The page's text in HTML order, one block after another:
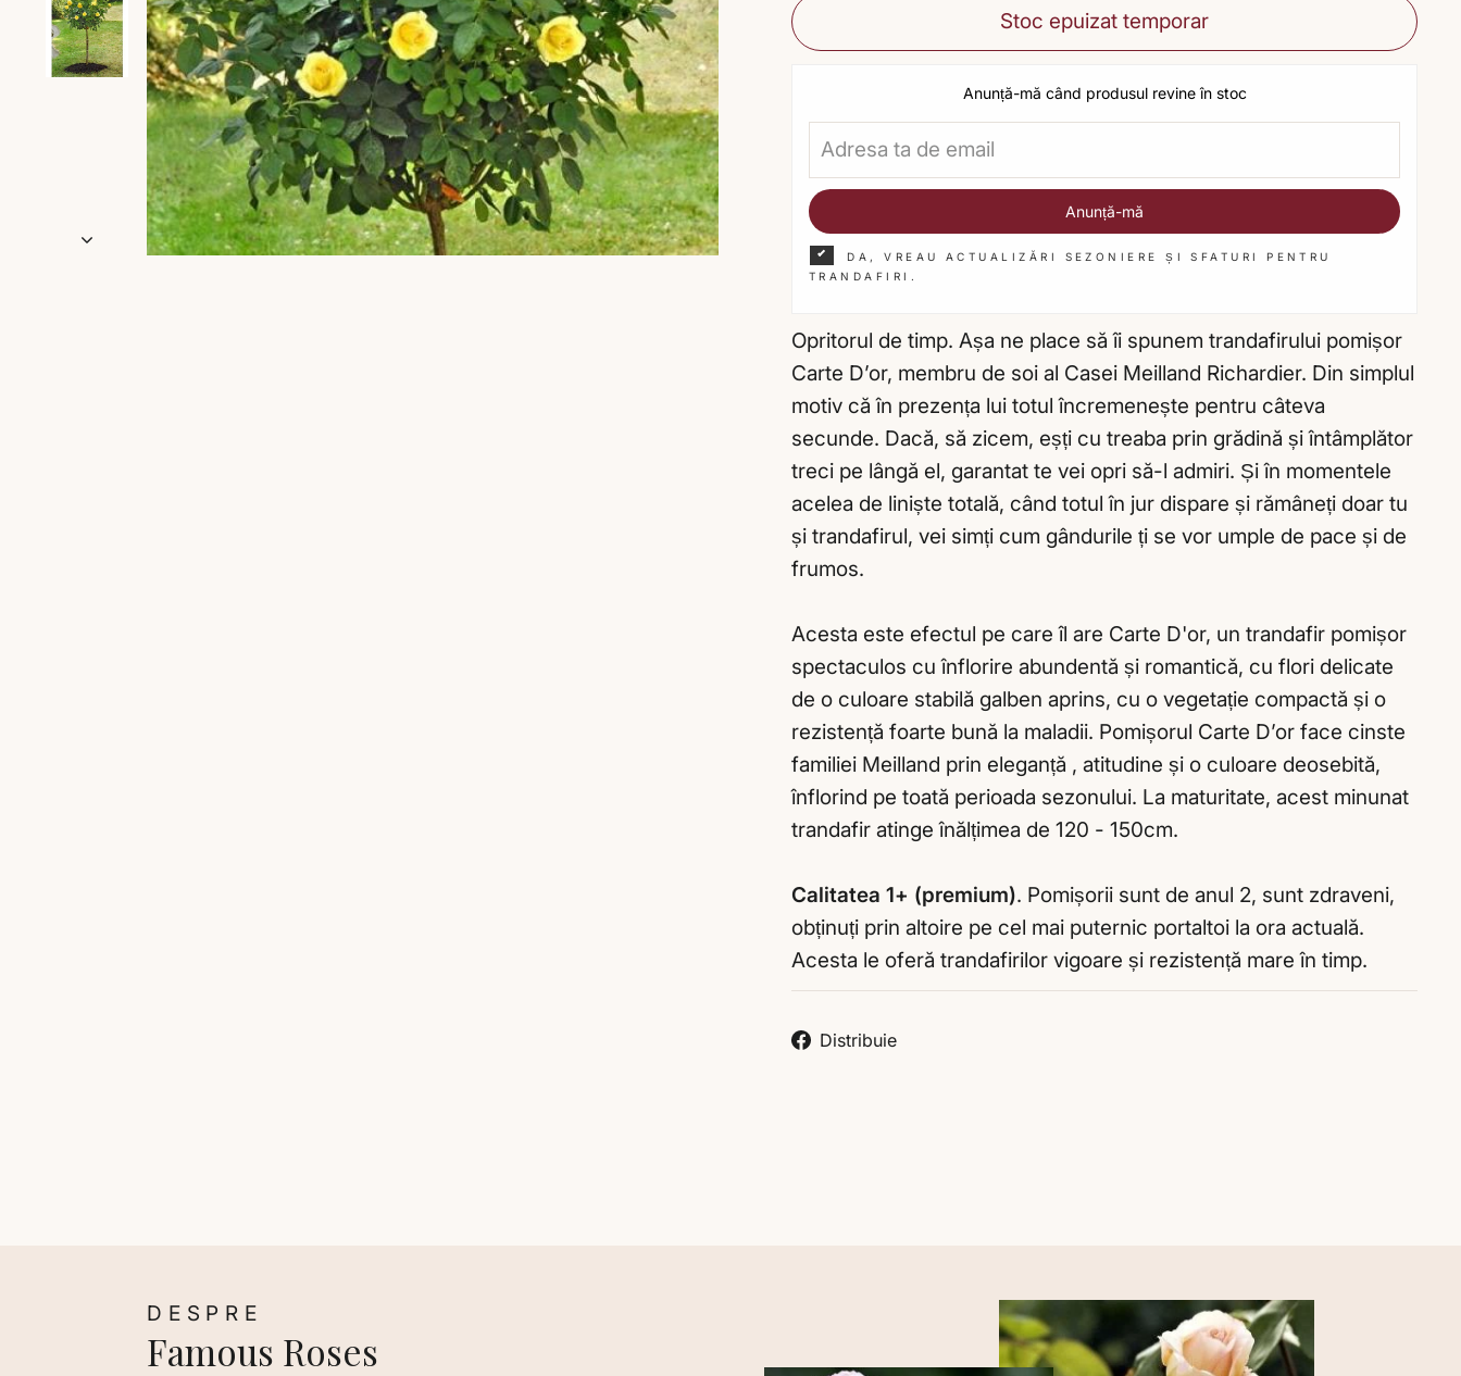
Stoc epuizat temporar
Anunță-mă când produsul revine în stoc
Anunță-mă
DA, VREAU ACTUALIZĂRI SEZONIERE ȘI SFATURI PENTRU
TRANDAFIRI.
Opritorul de timp. Așa ne place să îi spunem trandafirului pomișor
Carte D’or, membru de soi al Casei Meilland Richardier. Din simplul
motiv că în prezența lui totul încremenește pentru câteva
secunde. Dacă, să zicem, eșți cu treaba prin grădină și întâmplător
treci pe lângă el, garantat te vei opri să-l admiri. Și în momentele
acelea de liniște totală, când totul în jur dispare și rămâneți doar tu
și trandafirul, vei simți cum gândurile ți se vor umple de pace și de
frumos.
Acesta este efectul pe care îl are Carte D'or, un trandafir pomișor
spectaculos cu înflorire abundentă și romantică, cu flori delicate
de o culoare stabilă galben aprins, cu o vegetație compactă și o
rezistență foarte bună la maladii. Pomișorul Carte D’or face cinste
familiei Meilland prin eleganță , atitudine și o culoare deosebită,
înflorind pe toată perioada sezonului. La maturitate, acest minunat
trandafir atinge înălțimea de 120 - 150cm.
Calitatea 1+ (premium). Pomișorii sunt de anul 2, sunt zdraveni,
obținuți prin altoire pe cel mai puternic portaltoi la ora actuală.
Acesta le oferă trandafirilor vigoare și rezistență mare în timp.
Distribuie
DESPRE
Famous Roses